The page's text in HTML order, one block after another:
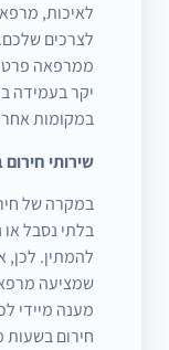
לאיכות,
לצרכים שלכם.
ממרפאה
יקר בעמידה
במקומות
שירותי
במקרה של
בלתי נסבל
להמתין. לכן,
שמציעה
מענה מיידי
חירום בשעות